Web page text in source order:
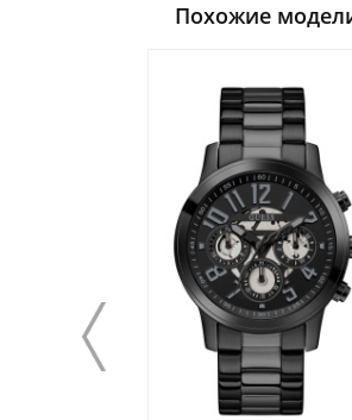
Похожие